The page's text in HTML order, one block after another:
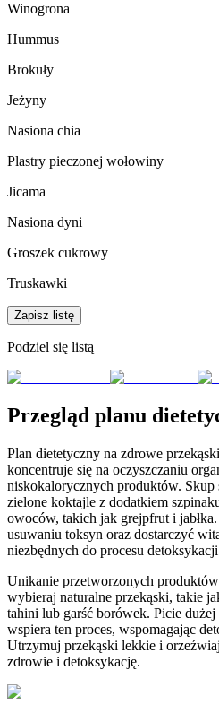
Winogrona
Hummus
Brokuły
Jeżyny
Nasiona chia
Plastry pieczonej wołowiny
Jicama
Nasiona dyni
Groszek cukrowy
Truskawki
Zapisz listę
Podziel się listą
Przegląd planu
Plan dietetyczny na zdrowe
koncentruje się na oczyszczaniu
niskokalorycznych produktów. Skup
zielone koktajle z dodatkiem
owoców, takich jak grejpfrut i
usuwaniu toksyn oraz dostarczyć
niezbędnych do procesu
Unikanie przetworzonych
wybieraj naturalne przekąski, takie
tahini lub garść borówek. Picie
wspiera ten proces, wspomagając
Utrzymuj przekąski lekkie i
zdrowie i detoksykację.